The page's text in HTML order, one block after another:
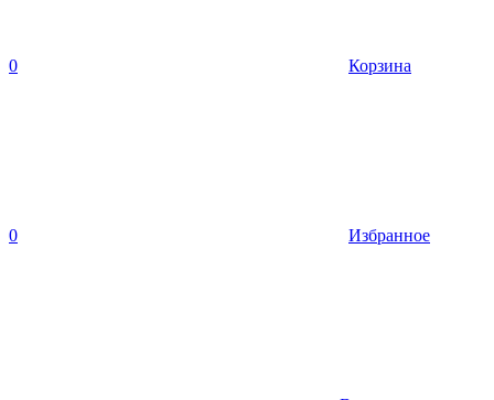
0 Корзина
0 Избранное